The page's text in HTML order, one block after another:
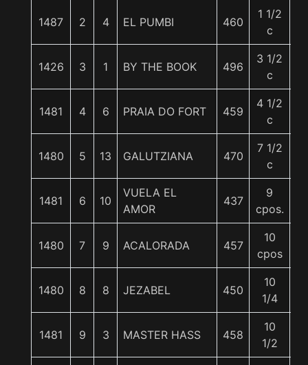
1487 2 4 EL PUMBI 460
1 1/2
c
1426 3 1 BY THE BOOK 496
3 1/2
c
1481 4 6 PRAIA DO FORT 459
4 1/2
c
1480 5 13 GALUTZIANA 470
7 1/2
c
1481 6 10
VUELA EL
AMOR
437
9
cpos.
1480 7 9 ACALORADA 457
10
cpos
1480 8 8 JEZABEL 450
10
1/4
1481 9 3 MASTER HASS 458
10
1/2